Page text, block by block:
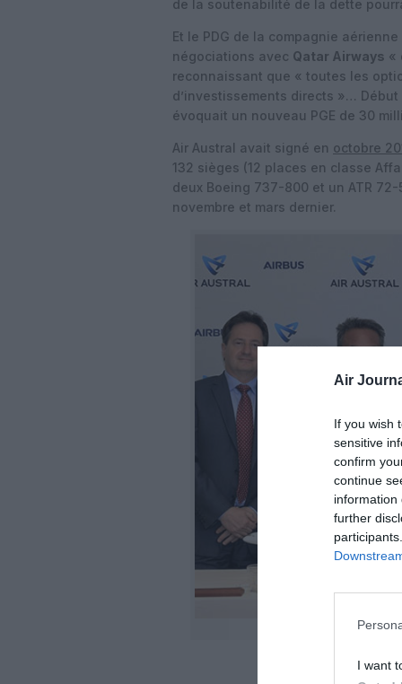
Air
If you wish
sensitive
confirm
continue
information
further
I want
de la soutenabilité de la dette
Et le PDG de la compagnie
négociations avec Qatar Airways «
reconnaissant que « toutes les
d’investissements directs »… Début
évoquait un nouveau PGE de 30
Air Austral avait signé en octobre
132 sièges (12 places en classe
deux Boeing 737-800 et un ATR
novembre et mars dernier.